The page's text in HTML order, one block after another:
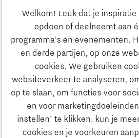
Welkom! Leuk dat je
opdoen of deelneemt aan
programma’s en evenementen.
en derde partijen, op onze
cookies. We gebruiken
websiteverkeer te analyseren,
op te slaan, om functies voor
en voor
instellen’ te klikken, kun je
cookies en je voorkeuren
Ontdek Brainport
Innovatie
Ondernemen
Ondernemen
Onderwijs
Maatschappelijk
Strategie & Organisatie
Zoeken
Contact